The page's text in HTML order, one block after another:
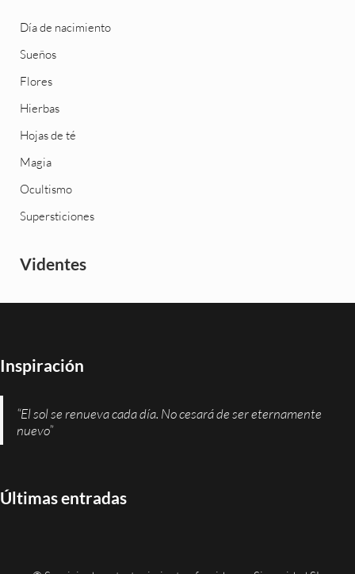
Día de nacimiento
Sueños
Flores
Hierbas
Hojas de té
Magia
Ocultismo
Supersticiones
Videntes
Inspiración
“El sol se renueva cada día. No cesará de ser eternamente
nuevo”
Últimas entradas